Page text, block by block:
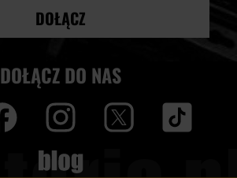
DOŁĄCZ
DOŁĄCZ DO NAS
Blog